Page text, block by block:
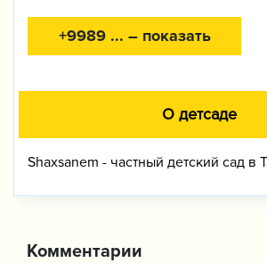
+9989 ... – показать
О детсаде
Shaxsanem - частный детский сад в
Комментарии